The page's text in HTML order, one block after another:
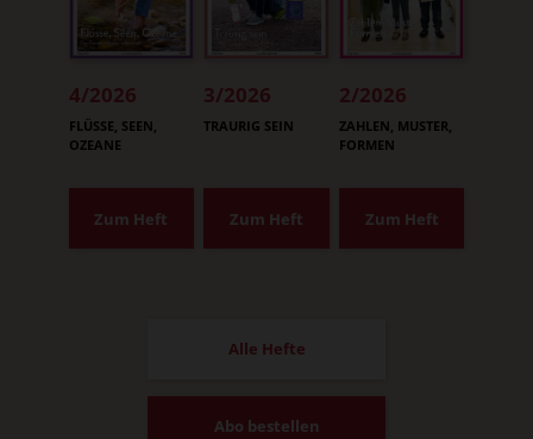
4/2026
:
FLÜSSE, SEEN,
OZEANE
Zum Heft
3/2026
:
TRAURIG SEIN
Zum Heft
2/2026
:
ZAHLEN, MUSTER,
FORMEN
Zum Heft
Alle Hefte
Abo bestellen